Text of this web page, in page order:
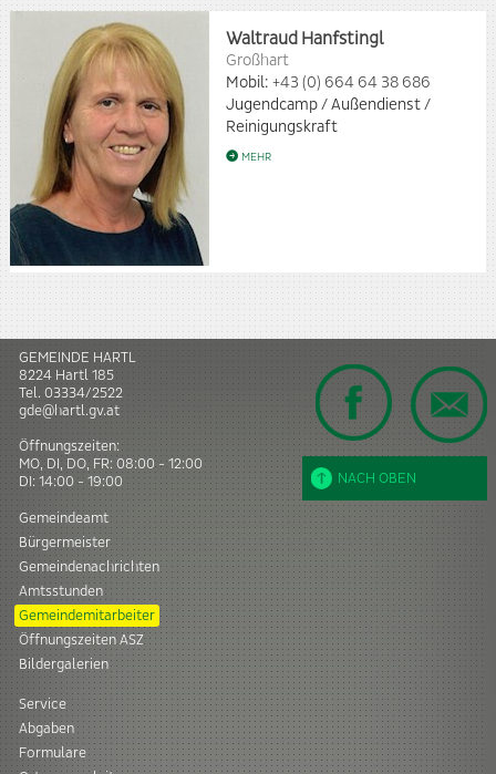
Waltraud Hanfstingl
Großhart
Mobil: +43 (0) 664 64 38 686
Jugendcamp / Außendienst /
Reinigungskraft
MEHR
NACH OBEN
GEMEINDE HARTL
8224 Hartl185
Tel. 03334/2522
gde@hartl.gv.at
Öffnungszeiten:
MO, DI, DO, FR: 08:00 - 12:00
DI: 14:00 - 19:00
Gemeindeamt
Bürgermeister
Gemeindenachrichten
Amtsstunden
Gemeindemitarbeiter
Öffnungszeiten ASZ
Bildergalerien
Service
Abgaben
Formulare